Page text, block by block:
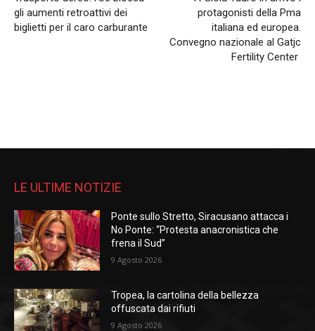
gli aumenti retroattivi dei
biglietti per il caro carburante
protagonisti della Pma
italiana ed europea.
Convegno nazionale al Gatjc
Fertility Center
LE ULTIME NOTIZIE
Ponte sullo Stretto, Siracusano attacca i
No Ponte: “Protesta anacronistica che
frena il Sud”
9 Agosto 2026
Tropea, la cartolina della bellezza
offuscata dai rifiuti
9 Agosto 2026